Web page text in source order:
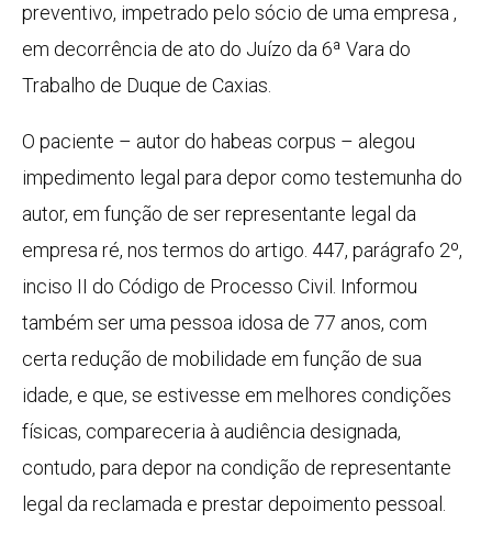
preventivo, impetrado pelo sócio de uma empresa ,
em decorrência de ato do Juízo da 6ª Vara do
Trabalho de Duque de Caxias.
O paciente – autor do habeas corpus – alegou
impedimento legal para depor como testemunha do
autor, em função de ser representante legal da
empresa ré, nos termos do artigo. 447, parágrafo 2º,
inciso II do Código de Processo Civil. Informou
também ser uma pessoa idosa de 77 anos, com
certa redução de mobilidade em função de sua
idade, e que, se estivesse em melhores condições
físicas, compareceria à audiência designada,
contudo, para depor na condição de representante
legal da reclamada e prestar depoimento pessoal.